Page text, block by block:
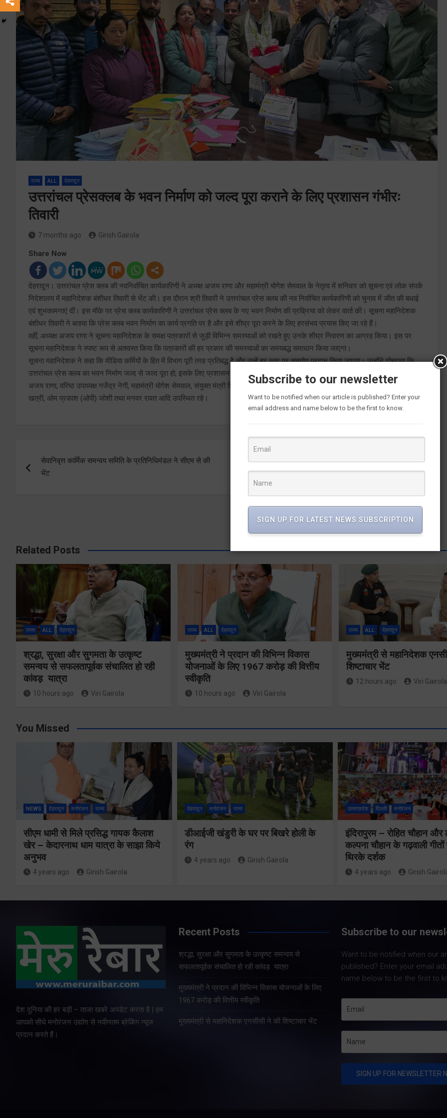
राज्य ALL देहरादून
उत्तरांचल प्रेसक्लब के भवन निर्माण को जल्द पूरा कराने के लिए प्रशासन गंभीरः
तिवारी
7 months ago Girish Gairola
Share Now
देहरादून। उत्तरांचल प्रेस क्लब की नवनिर्वाचित कार्यकारिणी ने अध्य्क्ष अजय राणा और महामंत्री योगेश सेमवाल के नेतृत्व में शनिवार को सूचना एवं लोक संपर्क
निदेशालय में महानिदेशक बंशीधर तिवारी से भेंट की। इस दौरान श्री तिवारी ने उत्तरांचल प्रेस क्लब की नव निर्वाचित कार्यकारिणी को चुनाव में जीत की बधाई
एवं शुभकामनाएं दीं। इस मौके पर प्रेस क्लब कार्यकारिणी ने उत्तरांचल प्रेस क्लब के नए भवन निर्माण की प्रक्रिया को लेकर वार्ता की। सूचना महानिदेशक
बंशीधर तिवारी ने बताया कि प्रेस क्लब भवन निर्माण का कार्य प्रगति पर है और इसे शीघ्र पूरा करने के लिए हरसंभव प्रयास किए जा रहे हैं।
वहीं, अध्यक्ष अजय राणा ने सूचना महानिदेशक के समक्ष पत्रकारों से जुड़ी विभिन्न समस्याओं को रखते हुए उनके शीघ्र निवारण का आग्रह किया। इस पर
सूचना महानिदेशक ने स्पष्ट रूप से आश्वस्त किया कि पत्रकारों की हर प्रकार की समस्याओं का समयबद्ध समाधान किया जाएगा।
सूचना महानिदेशक ने कहा कि मीडिया कर्मियों के हित में विभाग पूरी तरह प्रतिबद्ध है और उन्हें हर स्तर पर सहयोग प्रदान किया जाएगा। उन्होंने दोहराया कि
उत्तरांचल प्रेस क्लब का भवन निर्माण जल्द से जल्द पूरा हो, इसके लिए प्रशासन गंभीरता से कार्य कर रहा है। इस अवसर पर उत्तरांचल प्रेस क्लब के अध्यक्ष
अजय राणा, वरिष्ठ उपाध्यक्ष गजेंद्र नेगी, महामंत्री योगेश सेमवाल, संयुक्त मंत्री शिवेश शर्मा एवं मीना नेगी, कोषाध्यक्ष मनीष डंगवाल, कार्यकारिणी सदस्य रश्मि
खत्री, ओम प्रकाश (ओपी) जोशी तथा मनवर रावत आदि उपस्थित रहे।
navigation
सेवानिवृत्त कार्मिक समन्वय समिति के प्रतिनिधिमंडल ने सीएम से की
भेंट
पहाड़ की बेटियों को मिला खेलने का हक़! DMF से 10 लाख की
सौगात
Related Posts
राज्य ALL देहरादून
श्रद्धा, सुरक्षा और सुगमता के उत्कृष्ट
समन्वय से सफलतापूर्वक संचालित हो रही
कांवड़ यात्रा
10 hours ago Viri Gairola
राज्य ALL देहरादून
मुख्यमंत्री ने प्रदान की विभिन्न विकास
योजनाओं के लिए 1967 करोड़ की वित्तीय
स्वीकृति
10 hours ago Viri Gairola
राज्य ALL देहरादून
मुख्यमंत्री से महानिदेशक
शिष्टाचार भेंट
12 hours ago Viri Gairola
You Missed
NEWS देहरादून मनोरंजन राज्य
सीएम धामी से मिले प्रसिद्ध गायक कैलाश
खेर – केदारनाथ धाम यात्रा के साझा किये
अनुभव
4 years ago Girish Gairola
देहरादून मनोरंजन राज्य
डीआईजी खंडुरी के घर पर बिखरे होली के
रंग
4 years ago Girish Gairola
उत्तरप्रदेश दिल्ली मनोरंजन
इंदिरापुरम – रोहित चौहान और
कल्पना चौहान के गढ़वाली
थिरके दर्शक
4 years ago Girish
देश दुनिया की हर बड़ी – ताजा खबरे अपडेट करता है | हम
आपको सीधे मनोरंजन उद्योग से नवीनतम ब्रेकिंग न्यूज
प्रदान करते हैं।
Recent Posts
श्रद्धा, सुरक्षा और सुगमता के उत्कृष्ट समन्वय से
सफलतापूर्वक संचालित हो रही कांवड़ यात्रा
मुख्यमंत्री ने प्रदान की विभिन्न विकास योजनाओं के लिए
1967 करोड़ की वित्तीय स्वीकृति
मुख्यमंत्री से महानिदेशक एनसीसी ने की शिष्टाचार भेंट
Subscribe to our
Want to be notified when our
published? Enter your email
name below to be the first to
में रहें अधिकारीः
Share Nowदेहरादून। मुख्य
सचिव आनंद बर्द्धन ने गुरुवार को
राज्य आपातकालीन परिचालन
केंद्र पहुंचकर प्रदेश में लगातार
उत्पन्न स्थिति की विस्तृत समीक्षा
श्रद्धा,
सुगमता के
उत्कृष्ट
से
कांवड़
Share Now
Share
मुख्यमंत्री पुष्कर सिंह
कुशल नेतृत्व एवं राज्य
सुचारु रूप से
Subscribe to our newsletter
Want to be notified when our article is published? Enter your
email address and name below to be the first to know.
SIGN UP FOR LATEST NEWS SUBSCRIPTION